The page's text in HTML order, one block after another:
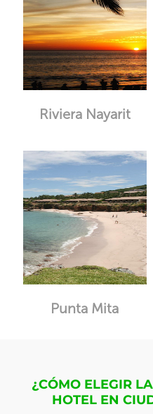
Riviera Nayarit
Punta Mita
¿CÓMO ELEGIR
HOTEL EN